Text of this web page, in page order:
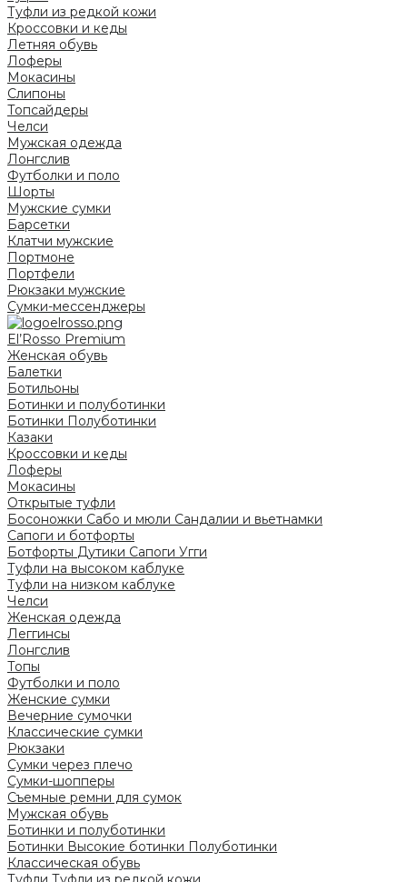
Туфли из редкой кожи
Кроссовки и кеды
Летняя обувь
Лоферы
Мокасины
Слипоны
Топсайдеры
Челси
Мужская одежда
Лонгслив
Футболки и поло
Шорты
Мужские сумки
Барсетки
Клатчи мужские
Портмоне
Портфели
Рюкзаки мужские
Сумки-мессенджеры
El’Rosso Premium
Женская обувь
Балетки
Ботильоны
Ботинки и полуботинки
Ботинки Полуботинки
Казаки
Кроссовки и кеды
Лоферы
Мокасины
Открытые туфли
Босоножки Сабо и мюли Сандалии и вьетнамки
Сапоги и ботфорты
Ботфорты Дутики Сапоги Угги
Туфли на высоком каблуке
Туфли на низком каблуке
Челси
Женская одежда
Леггинсы
Лонгслив
Топы
Футболки и поло
Женские сумки
Вечерние сумочки
Классические сумки
Рюкзаки
Сумки через плечо
Сумки-шопперы
Съемные ремни для сумок
Мужская обувь
Ботинки и полуботинки
Ботинки Высокие ботинки Полуботинки
Классическая обувь